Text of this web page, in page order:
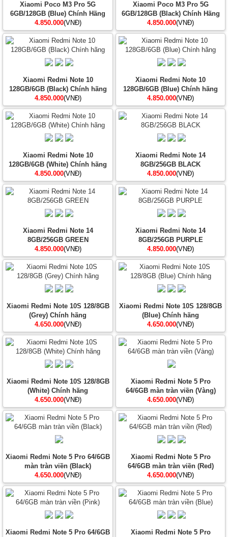
Xiaomi Poco M3 Pro 5G
6GB/128GB (Blue) Chính Hãng
4.850.000(VNĐ)
Xiaomi Poco M3 Pro 5G
6GB/128GB (Black) Chính Hãng
4.850.000(VNĐ)
Xiaomi Redmi Note 10
128GB/6GB (Black) Chính hãng
4.850.000(VNĐ)
Xiaomi Redmi Note 10
128GB/6GB (Blue) Chính hãng
4.850.000(VNĐ)
Xiaomi Redmi Note 10
128GB/6GB (White) Chính hãng
4.850.000(VNĐ)
Xiaomi Redmi Note 14
8GB/256GB BLACK
4.850.000(VNĐ)
Xiaomi Redmi Note 14
8GB/256GB GREEN
4.850.000(VNĐ)
Xiaomi Redmi Note 14
8GB/256GB PURPLE
4.850.000(VNĐ)
Xiaomi Redmi Note 10S 128/8GB
(Grey) Chính hãng
4.650.000(VNĐ)
Xiaomi Redmi Note 10S 128/8GB
(Blue) Chính hãng
4.650.000(VNĐ)
Xiaomi Redmi Note 10S 128/8GB
(White) Chính hãng
4.650.000(VNĐ)
Xiaomi Redmi Note 5 Pro
64/6GB màn tràn viền (Vàng)
4.650.000(VNĐ)
Xiaomi Redmi Note 5 Pro 64/6GB
màn tràn viền (Black)
4.650.000(VNĐ)
Xiaomi Redmi Note 5 Pro
64/6GB màn tràn viền (Red)
4.650.000(VNĐ)
Xiaomi Redmi Note 5 Pro 64/6GB
Xiaomi Redmi Note 5 Pro